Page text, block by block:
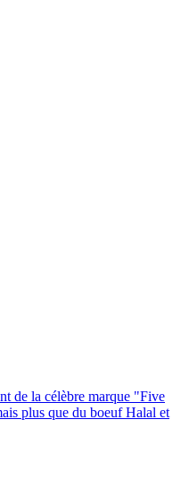
de la célèbre marque "Five
plus que du boeuf Halal et